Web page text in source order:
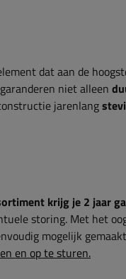
dat aan de
niet alleen
jarenlang
krijg je 2 jaar
storing. Met het
mogelijk
en op te sturen.